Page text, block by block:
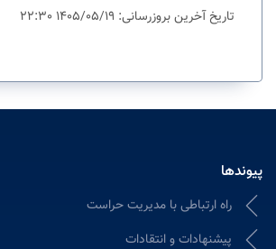
تاریخ آخرین بروزرسانی: 1405/05/19 22:30
پیوندها
راه ارتباطی با مدیریت حراست
پیشنهادات و انتقادات